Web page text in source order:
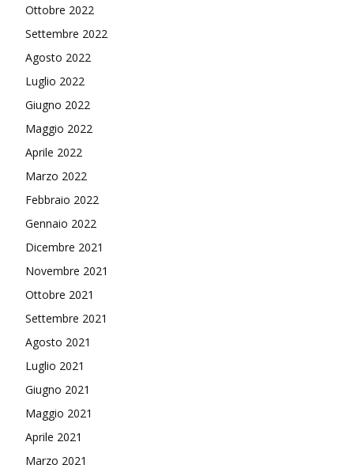
Ottobre 2022
Settembre 2022
Agosto 2022
Luglio 2022
Giugno 2022
Maggio 2022
Aprile 2022
Marzo 2022
Febbraio 2022
Gennaio 2022
Dicembre 2021
Novembre 2021
Ottobre 2021
Settembre 2021
Agosto 2021
Luglio 2021
Giugno 2021
Maggio 2021
Aprile 2021
Marzo 2021